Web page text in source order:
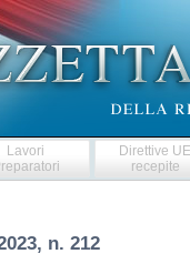
Lavori
Direttive
recepite
n. 212